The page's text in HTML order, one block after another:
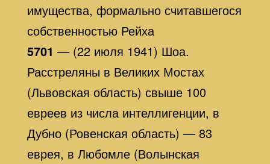
имущества, формально считавшегося
собственностью Рейха
5701 — (22 июля 1941) Шоа.
Расстреляны в Великих Мостах
(Львовская область) свыше 100
евреев из числа интеллигенции, в
Дубно (Ровенская область) — 83
еврея, в Любомле (Волынская